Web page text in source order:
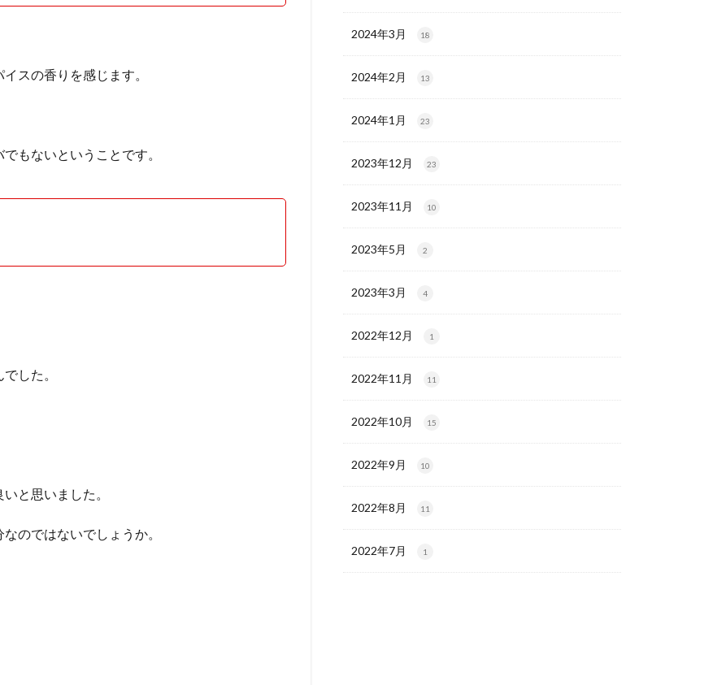
スの香りを感じます。
もないということです。
した。
と思いました。
のではないでしょうか。
2024年3月 18
2024年2月 13
2024年1月 23
2023年12月 23
2023年11月 10
2023年5月 2
2023年3月 4
2022年12月 1
2022年11月 11
2022年10月 15
2022年9月 10
2022年8月 11
2022年7月 1